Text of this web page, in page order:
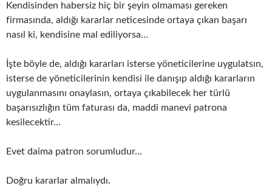
Kendisinden habersiz hiç bir şeyin olmaması gereken
firmasında, aldığı kararlar neticesinde ortaya çıkan başarı
nasıl ki, kendisine mal ediliyorsa…
İşte böyle de, aldığı kararları isterse yöneticilerine uygulatsın,
isterse de yöneticilerinin kendisi ile danışıp aldığı kararların
uygulanmasını onaylasın, ortaya çıkabilecek her türlü
başarısızlığın tüm faturası da, maddi manevi patrona
kesilecektir…
Evet daima patron sorumludur…
Doğru kararlar almalıydı.